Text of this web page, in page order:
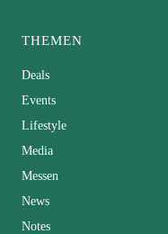
THEMEN
Deals
Events
Lifestyle
Media
Messen
News
Notes